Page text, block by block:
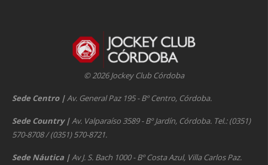
© 2026 Jockey Club Córdoba
Sede Centro |Av. General Paz 195 - Bº Centro, Córdoba.
Sede Country |Av. Valparaíso 3589 - Bº Jardín, Córdoba. Tel.: (0351)
570-8708 / (0351) 570-8721.
Sede Náutica |Av J. S. Bach 1000 - Bº Costa Azul, Villa Carlos Paz.